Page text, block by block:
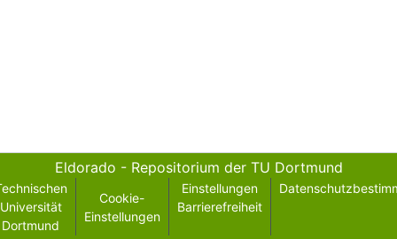
Eldorado - Repositorium der TU Dortmund
Universität
Dortmund
Cookie-
Einstellungen
Einstellungen
Barrierefreiheit